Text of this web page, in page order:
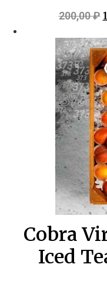
200,00₽
Cobra
Iced